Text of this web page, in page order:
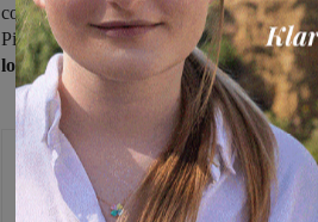
complessa e delicata; poi con
Pian di Scò dove nel frattempo è atterrato
lo ha trasportato in codice rosso
Glenda Venturini
Capo redattore